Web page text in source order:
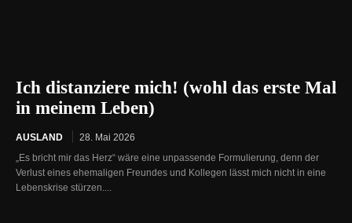
Ich distanziere mich! (wohl das erste Mal
in meinem Leben)
AUSLAND
28. Mai 2026
„Es bricht mir das Herz“ wäre eine unpassende Formulierung, denn der
Verlust eines ehemaligen Freundes und Kollegen lässt mich nicht in eine
Lebenskrise stürzen....